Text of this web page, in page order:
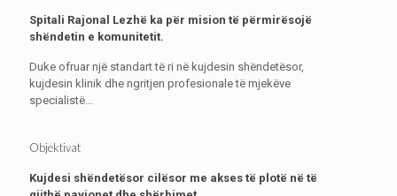
Spitali Rajonal Lezhë ka për mision të përmirësojë
shëndetin e komunitetit.
Duke ofruar një standart të ri në kujdesin shëndetësor,
kujdesin klinik dhe ngritjen profesionale të mjekëve
specialistë...
Objektivat
Kujdesi shëndetësor cilësor me akses të plotë në të